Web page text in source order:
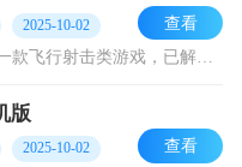
2025-10-02
解锁特殊权限，玩家在游戏里能够免费购置商品中的任务道具。在这里，玩家要驾驶战斗机，与敌人展开热血激昂的战斗。游戏拥有海
查看
版
2025-10-02 查看